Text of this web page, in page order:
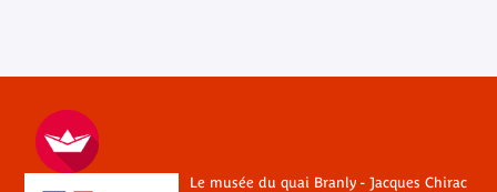
Le musée du quai Branly - Jacques Chirac